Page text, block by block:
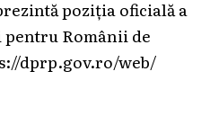
poziția oficială a
Românii de
dprp.gov.ro/web/